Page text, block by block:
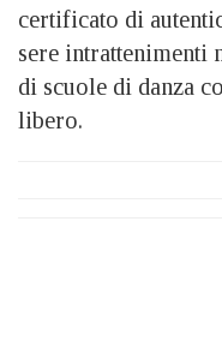
certificato di
sere intrattenimenti
di scuole di danza
libero.